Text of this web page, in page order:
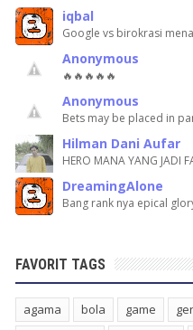
iqbal
Google vs birokrasi
Anonymous
🔥🔥🔥🔥🔥
Anonymous
Bets may be placed in
Hilman Dani Aufar
HERO MANA YANG JADI
DreamingAlone
Bang rank nya epical
FAVORIT TAGS
agama bola game